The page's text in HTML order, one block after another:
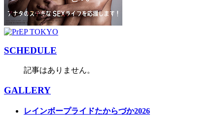
SCHEDULE
記事はありません。
GALLERY
レインボープライドたからづか2026